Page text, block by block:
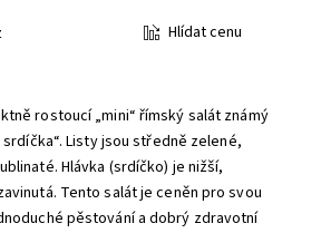
Hlídat cenu
rostoucí „mini“ římský salát známý
Listy jsou středně zelené,
Hlávka (srdíčko) je nižší,
Tento salát je ceněn pro svou
pěstování a dobrý zdravotní